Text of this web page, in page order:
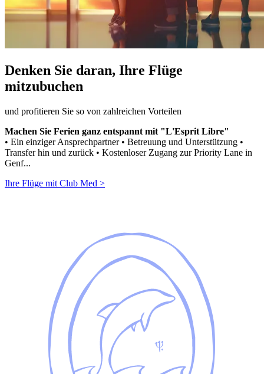
Denken Sie daran, Ihre Flüge
mitzubuchen
und profitieren Sie so von zahlreichen Vorteilen
Machen Sie Ferien ganz entspannt mit "L'Esprit Libre"
• Ein einziger Ansprechpartner • Betreuung und Unterstützung •
Transfer hin und zurück • Kostenloser Zugang zur Priority Lane in
Genf...
Ihre Flüge mit Club Med >